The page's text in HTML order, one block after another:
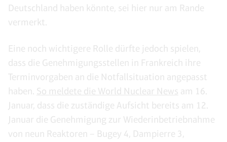
Deutschland haben könnte, sei hier nur am Rande
vermerkt.
Eine noch wichtigere Rolle dürfte jedoch spielen,
dass die Genehmigungsstellen in Frankreich ihre
Terminvorgaben an die Notfallsituation angepasst
haben. So meldete die World Nuclear News am 16.
Januar, dass die zuständige Aufsicht bereits am 12.
Januar die Genehmigung zur Wiederinbetriebnahme
von neun Reaktoren – Bugey 4, Dampierre 3,